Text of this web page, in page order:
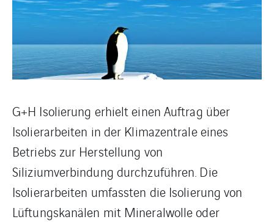
G+H Isolierung erhielt einen Auftrag über
Isolierarbeiten in der Klimazentrale eines
Betriebs zur Herstellung von
Siliziumverbindung durchzuführen. Die
Isolierarbeiten umfassten die Isolierung von
Lüftungskanälen mit Mineralwolle oder